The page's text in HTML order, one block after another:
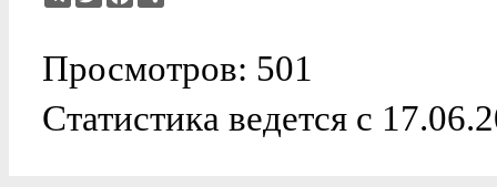
Просмотров: 501
Статистика ведется с